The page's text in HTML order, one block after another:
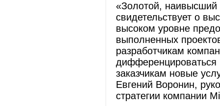
«Золотой, наивысший
свидетельствует о
высоком уровне
выполненных
разработчикам
дифференцироваться
заказчикам новые
Евгений Воронин,
стратегии компании